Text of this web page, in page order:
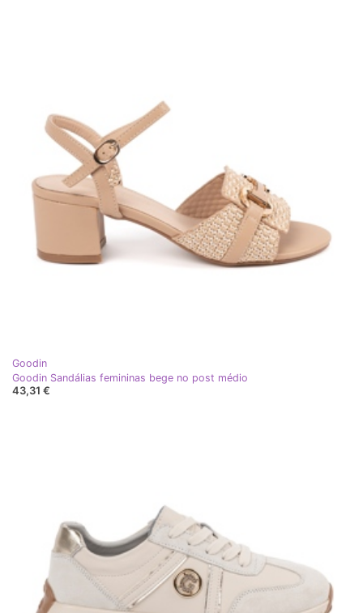
Goodin
Goodin Sandálias femininas bege no post médio
43,31 €